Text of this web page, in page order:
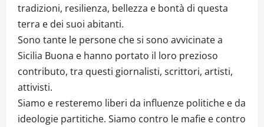
tradizioni, resilienza, bellezza e bontà di questa
terra e dei suoi abitanti.
Sono tante le persone che si sono avvicinate a
Sicilia Buona e hanno portato il loro prezioso
contributo, tra questi giornalisti, scrittori, artisti,
attivisti.
Siamo e resteremo liberi da influenze politiche e da
ideologie partitiche. Siamo contro le mafie e contro